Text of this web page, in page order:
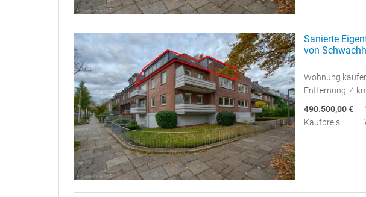
Sanierte
von
Wohnung
Entfernung: 4
490.500,00 €
Kaufpreis